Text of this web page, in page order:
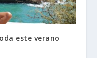
este verano